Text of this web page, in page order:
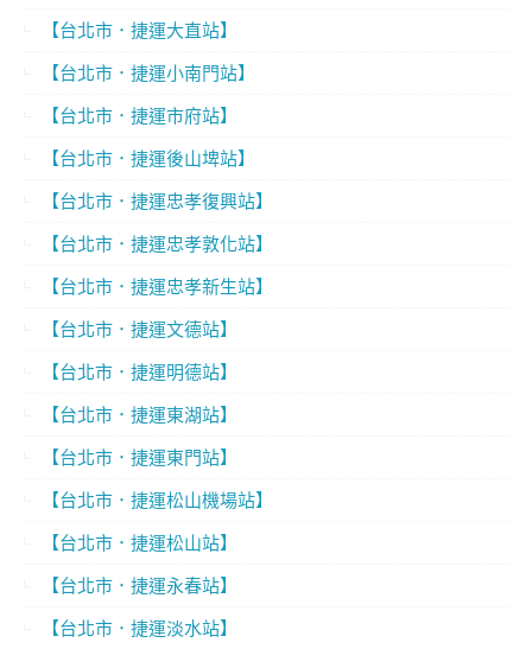
【台北市．捷運大直站】
【台北市．捷運小南門站】
【台北市．捷運市府站】
【台北市．捷運後山埤站】
【台北市．捷運忠孝復興站】
【台北市．捷運忠孝敦化站】
【台北市．捷運忠孝新生站】
【台北市．捷運文德站】
【台北市．捷運明德站】
【台北市．捷運東湖站】
【台北市．捷運東門站】
【台北市．捷運松山機場站】
【台北市．捷運松山站】
【台北市．捷運永春站】
【台北市．捷運淡水站】